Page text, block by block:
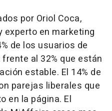
por Oriol Coca,
experto en marketing
de los usuarios de
al 32% que están
estable. El 14% de
parejas liberales que
en la página. El